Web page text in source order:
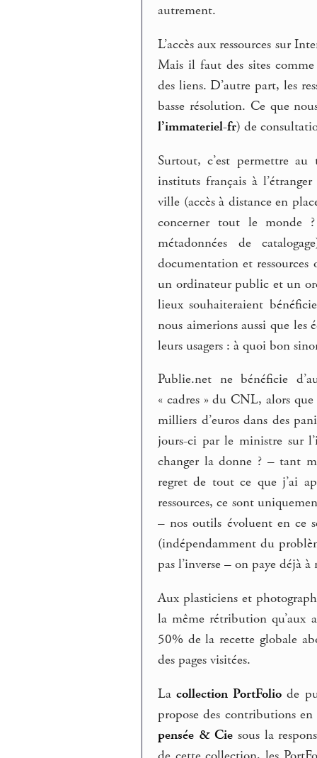
autrement.
L’accès aux ressources sur
Mais il faut des sites
des liens. D’autre part, les
basse résolution. Ce que
l’immateriel-fr) de
Surtout, c’est permettre
instituts français à
ville (accès à distance en
concerner tout le monde
métadonnées de
documentation et
un ordinateur public et un
lieux souhaiteraient
nous aimerions aussi que les
leurs usagers : à quoi bon
Publie.net ne bénéficie
« cadres » du CNL, alors
milliers d’euros dans des
jours-ci par le ministre sur
changer la donne ? – tant
regret de tout ce que j’ai
ressources, ce sont
– nos outils évoluent en ce
(indépendamment du
pas l’inverse – on paye déjà
Aux plasticiens et
la même rétribution qu’aux
50% de la recette globale
des pages visitées.
Lacollection PortFolio de
propose des contributions
pensée & Cie sous la